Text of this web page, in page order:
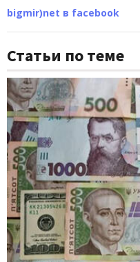
bigmir)net в facebook
Статьи по теме